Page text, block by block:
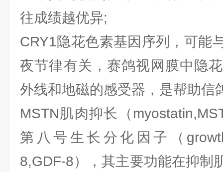
往成绩越优异;
CRY1隐花色素基因序列，可能
夜节律有关，赛鸽视网膜中隐
外线和地磁的感受器，是帮助信
MSTN肌肉抑长（
第八号生长分化因子（
8,GDF-8），其主要功能在抑制